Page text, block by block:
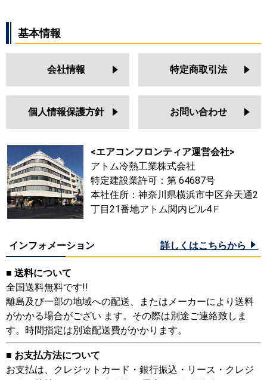
基本情報
会社情報 特定商取引法
個人情報保護方針 お問い合わせ
<エアコンフロンティア運営会社>
アトム冷熱工業株式会社
特定建設業許可：第 64687号
本社住所：神奈川県横浜市中区弁天通2
丁目21番地アトム関内ビル4Ｆ
インフォメーション 詳しくはこちらから
■ 送料について
全国送料無料です!!
離島及び一部の地域への配送、またはメーカーにより送料
がかかる場合がござい ます。その際は別途ご連絡致しま
す。時間指定は別途配送費がかかります。
■ お支払方法について
お支払は、クレジットカード・銀行振込・リース・クレジ